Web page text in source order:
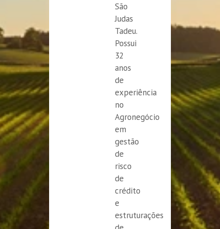
São
Judas
Tadeu.
Possui
32
anos
de
experiência
no
Agronegócio
em
gestão
de
risco
de
crédito
e
estruturações